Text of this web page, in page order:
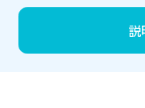
説